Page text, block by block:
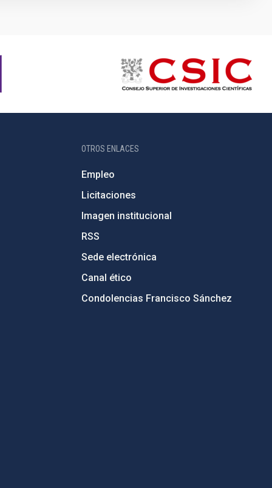
OTROS ENLACES
Empleo
Licitaciones
Imagen institucional
RSS
Sede electrónica
Canal ético
Condolencias Francisco Sánchez